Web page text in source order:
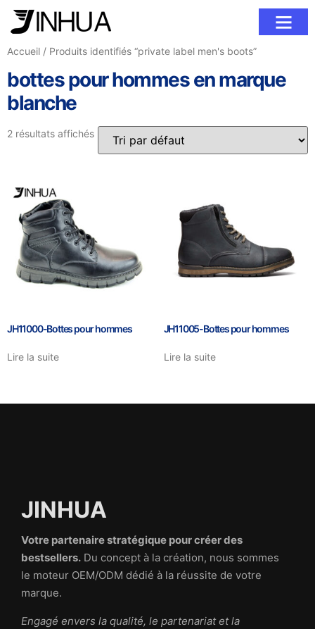
Accueil / Produits identifiés “private label men's boots”
bottes pour hommes en marque
blanche
2 résultats affichés
JH11000-Bottes pour hommes
Lire la suite
JH11005-Bottes pour hommes
Lire la suite
JINHUA
Votre partenaire stratégique pour créer des
bestsellers. Du concept à la création, nous sommes
le moteur OEM/ODM dédié à la réussite de votre
marque.
Engagé envers la qualité, le partenariat et la